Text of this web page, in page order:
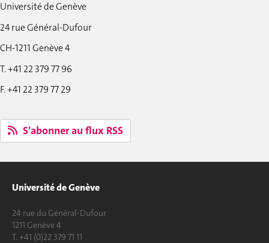
Université de Genève
24 rue Général-Dufour
CH-1211 Genève 4
T. +41 22 379 77 96
F. +41 22 379 77 29
S'abonner au flux RSS
Université de Genève
24 rue du Général-Dufour
1211 Genève 4
T. +41 (0)22 379 71 11